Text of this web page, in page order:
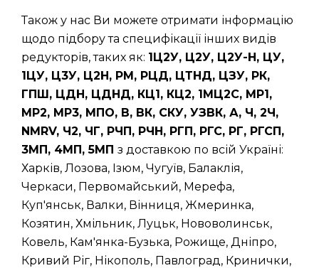
Також у нас Ви можете отримати інформацію
щодо підбору та специфікації інших видів
редукторів, таких як: 1Ц2У, Ц2У, Ц2У-Н, ЦУ,
1ЦУ, Ц3У, Ц2Н, РМ, РЦД, ЦТНД, ЦЗУ, РК,
ГПШ, ЦДН, ЦДНД, КЦ1, КЦ2, 1МЦ2С, МР1,
МР2, МР3, МПО, В, ВК, СКУ, УЗВК, А, Ч, 2Ч,
NMRV, Ч2, ЧГ, РЧП, РЧН, РГП, РГС, РГ, РГСП,
3МП, 4МП, 5МП з доставкою по всій Україні:
Харків, Лозова, Ізюм, Чугуїв, Балаклія,
Черкаси, Первомайський, Мерефа,
Куп'янськ, Валки, Вінниця, Жмеринка,
Козятин, Хмільник, Луцьк, Нововолинськ,
Ковель, Кам'янка-Бузька, Рожище, Дніпро,
Кривий Ріг, Нікополь, Павлоград, Кринички,